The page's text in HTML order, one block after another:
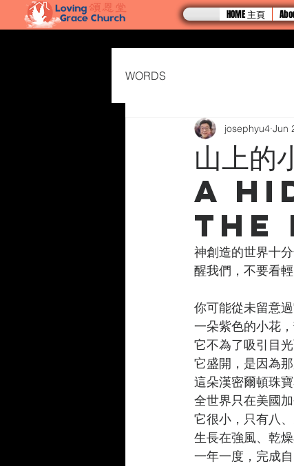
HOME 主頁
WORDS
山上的
A
the
josephyu4 Jun
神創造的世界十
醒我們，不要看
你可能從未留意
一朵紫色的小花
它不為了吸引目光
它盛開，是因為
這朵漢密爾頓珠
全世界只在美國
它很小，只有八
生長在強風、乾
一年一度，完成自